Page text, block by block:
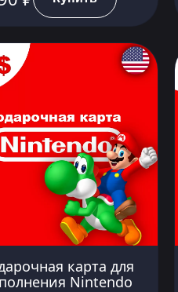
карта для
Nintendo